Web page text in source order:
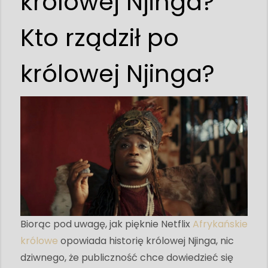
Kto rządził po
królowej Njinga?
Biorąc pod uwagę, jak pięknie Netflix Afrykańskie
królowe opowiada historię królowej Njinga, nic
dziwnego, że publiczność chce dowiedzieć się